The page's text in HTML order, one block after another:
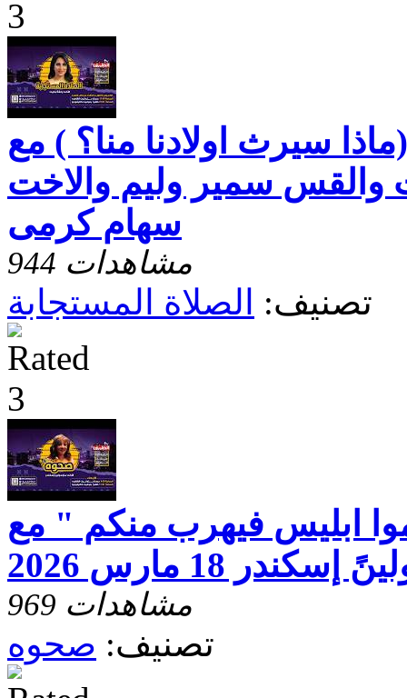
سيرث اولادنا منا؟ ) مع
والقس سمير وليم والاخت
سهام كرمى
944 مشاهدات
تصنيف: الصلاة المستجابة
ابليس فيهرب منكم " مع
18 مارس 2026
969 مشاهدات
تصنيف: صحوه